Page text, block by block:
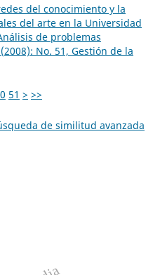
del conocimiento y la
del arte en la Universidad
de problemas
No. 51, Gestión de la
51 > >>
de similitud avanzada